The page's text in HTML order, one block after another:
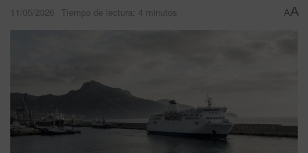
11/05/2026 Tiempo de lectura: 4 minutos AA